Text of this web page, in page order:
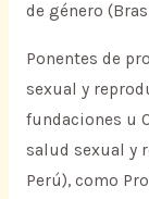
de género
Ponentes de
sexual y
fundaciones u
salud sexual y
Perú), como